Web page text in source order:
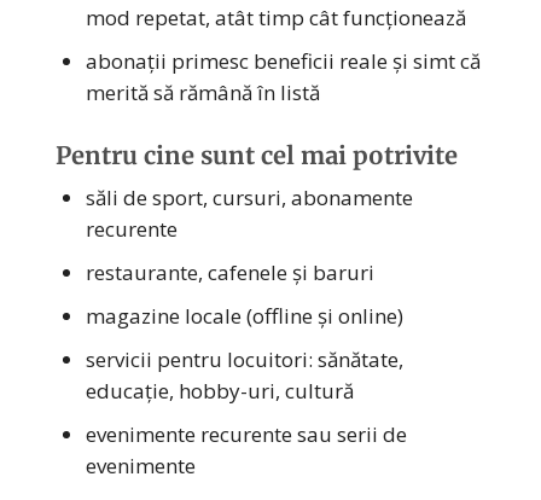
mod repetat, atât timp cât funcționează
abonații primesc beneficii reale și simt că
merită să rămână în listă
Pentru cine sunt cel mai potrivite
săli de sport, cursuri, abonamente
recurente
restaurante, cafenele și baruri
magazine locale (offline și online)
servicii pentru locuitori: sănătate,
educație, hobby-uri, cultură
evenimente recurente sau serii de
evenimente